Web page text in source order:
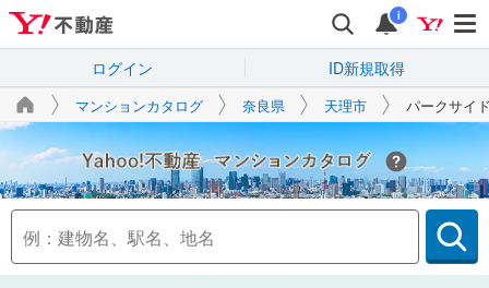
i
ログイン ID新規取得
マンションカタログ 奈良県 天理市 パークサイ
Yahoo!不動産